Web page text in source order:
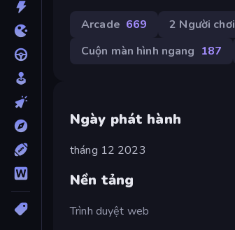
Arcade 669 2 Người chơi
Cuộn màn hình ngang 187
Ngày phát hành
tháng 12 2023
Nền tảng
Trình duyệt web